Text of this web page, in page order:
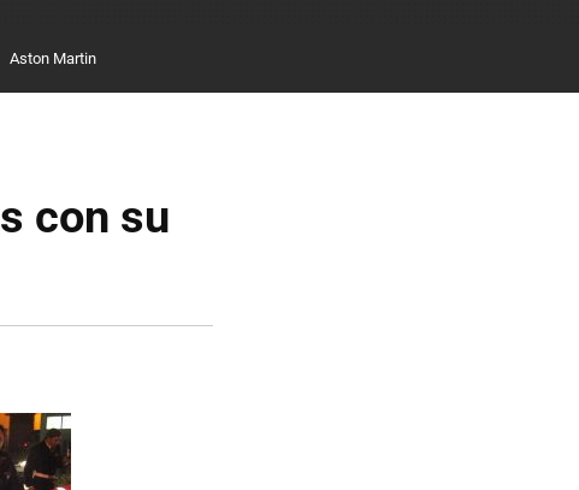
Aston Martin
con su